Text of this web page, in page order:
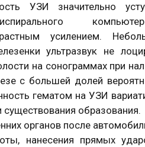
УЗИ значительно
усилением.
ультразвук не
на сонограммах при
с большей долей
гематом на УЗИ
существования образования.
органов после
нанесения прямых